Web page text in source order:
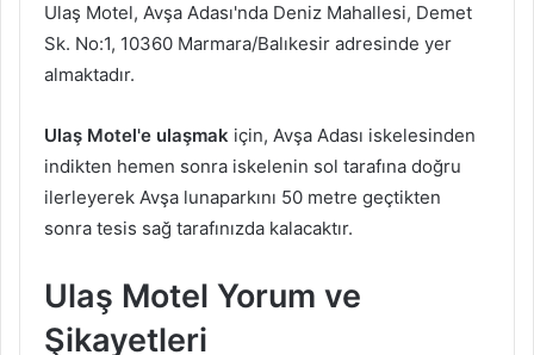
Ulaş Motel, Avşa Adası'nda Deniz Mahallesi, Demet
Sk. No:1, 10360 Marmara/Balıkesir adresinde yer
almaktadır.
Ulaş Motel'e ulaşmak için, Avşa Adası iskelesinden
indikten hemen sonra iskelenin sol tarafına doğru
ilerleyerek Avşa lunaparkını 50 metre geçtikten
sonra tesis sağ tarafınızda kalacaktır.
Ulaş Motel Yorum ve
Şikayetleri